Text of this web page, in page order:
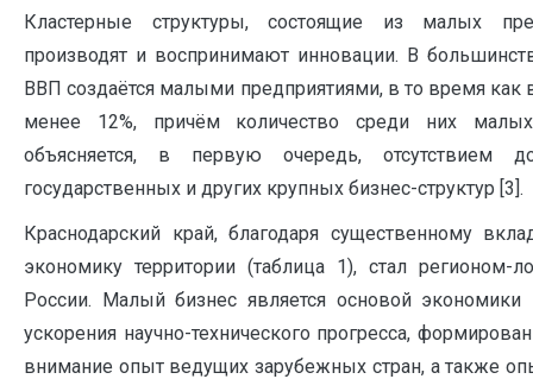
Кластерные структуры, состоящие из малых
производят и воспринимают инновации. В
ВВП создаётся малыми предприятиями, в то время как
менее 12%, причём количество среди них
объясняется, в первую очередь, отсутствием
государственных и других крупных бизнес-структур [3].
Краснодарский край, благодаря существенному
экономику территории (таблица 1), стал регионом-
России. Малый бизнес является основой экономики
ускорения научно-технического прогресса,
внимание опыт ведущих зарубежных стран, а также